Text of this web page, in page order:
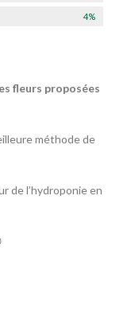
4%
fleurs proposées
méthode de
de l’hydroponie en